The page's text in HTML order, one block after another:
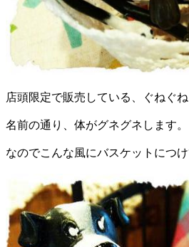
店頭限定で販売している、ぐねぐね
名前の通り、体がグネグネします。
なのでこんな風にバスケットにつけ